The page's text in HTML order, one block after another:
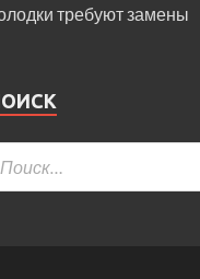
требуют замены